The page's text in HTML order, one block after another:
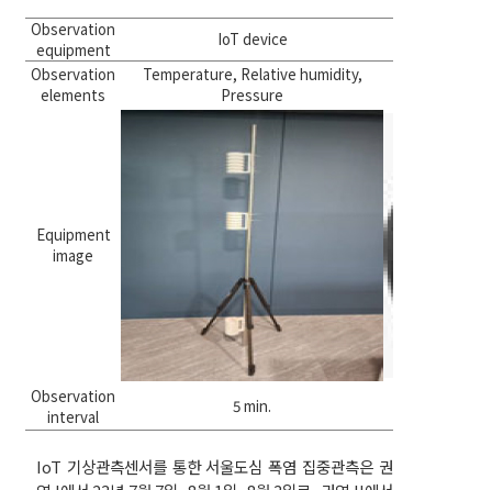
Observation
equipment
IoT device
Observation
elements
Temperature, Relative humidity,
Pressure
Equipment
image
Observation
interval
5 min.
IoT 기상관측센서를 통한 서울도심 폭염 집중관측은 권